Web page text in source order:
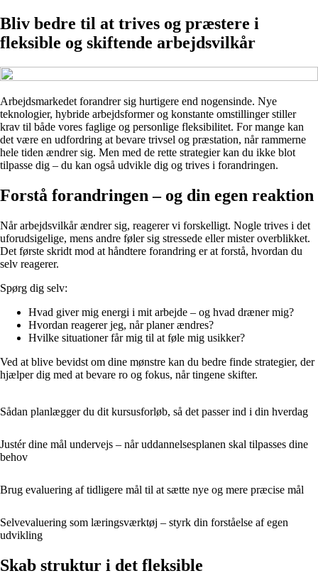
Bliv bedre til at trives og præstere i
fleksible og skiftende arbejdsvilkår
Arbejdsmarkedet forandrer sig hurtigere end nogensinde. Nye
teknologier, hybride arbejdsformer og konstante omstillinger stiller
krav til både vores faglige og personlige fleksibilitet. For mange kan
det være en udfordring at bevare trivsel og præstation, når rammerne
hele tiden ændrer sig. Men med de rette strategier kan du ikke blot
tilpasse dig – du kan også udvikle dig og trives i forandringen.
Forstå forandringen – og din egen reaktion
Når arbejdsvilkår ændrer sig, reagerer vi forskelligt. Nogle trives i det
uforudsigelige, mens andre føler sig stressede eller mister overblikket.
Det første skridt mod at håndtere forandring er at forstå, hvordan du
selv reagerer.
Spørg dig selv:
Hvad giver mig energi i mit arbejde – og hvad dræner mig?
Hvordan reagerer jeg, når planer ændres?
Hvilke situationer får mig til at føle mig usikker?
Ved at blive bevidst om dine mønstre kan du bedre finde strategier, der
hjælper dig med at bevare ro og fokus, når tingene skifter.
Sådan planlægger du dit kursusforløb, så det passer ind i din hverdag
Justér dine mål undervejs – når uddannelsesplanen skal tilpasses dine
behov
Brug evaluering af tidligere mål til at sætte nye og mere præcise mål
Selvevaluering som læringsværktøj – styrk din forståelse af egen
udvikling
Skab struktur i det fleksible